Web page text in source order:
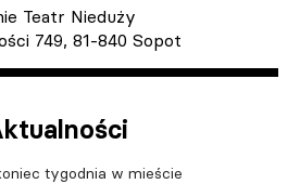
Teatr Nieduży
749, 81-840 Sopot
tygodnia w mieście